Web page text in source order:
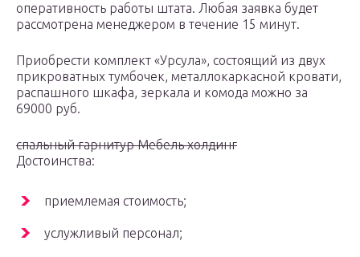
оперативность работы штата. Любая заявка будет
рассмотрена менеджером в течение 15 минут.
Приобрести комплект «Урсула», состоящий из двух
прикроватных тумбочек, металлокаркасной кровати,
распашного шкафа, зеркала и комода можно за
69000 руб.
спальный гарнитур Мебель холдинг
Достоинства:
приемлемая стоимость;
услужливый персонал;